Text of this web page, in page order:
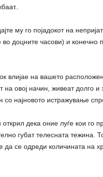
му го појадокот на
во доцните часови) и конечно
влијае на вашето
на овој начин, живеат долго и
со најновото истражување
дека оние луѓе кои го
губат телесната тежина.
се одреди количината на